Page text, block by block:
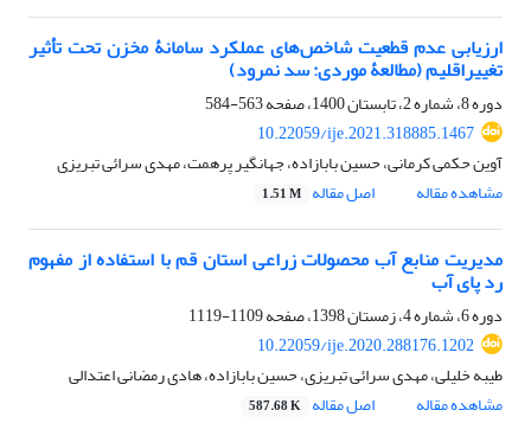
ارزیابی عدم قطعیت شاخص‌های عملکرد سامانۀ مخزن تحت تأثیر
تغییراقلیم (مطالعۀ موردی: سد نمرود)
دوره 8، شماره 2، تابستان 1400، صفحه
563-584
10.22059/ije.2021.318885.1467
آوین حکمی کرمانی، حسین بابازاده، جهانگیر پرهمت، مهدی سرائی تبریزی
مشاهده مقاله
اصل مقاله 1.51 M
مدیریت منابع آب محصولات زراعی استان قم با استفاده از مفهوم
رد ‏پای آب
دوره 6، شماره 4، زمستان 1398، صفحه
1109-1119
10.22059/ije.2020.288176.1202
طیبه خلیلی، مهدی سرائی تبریزی، حسین بابازاده، هادی رمضانی اعتدالی
مشاهده مقاله
اصل مقاله 587.68 K